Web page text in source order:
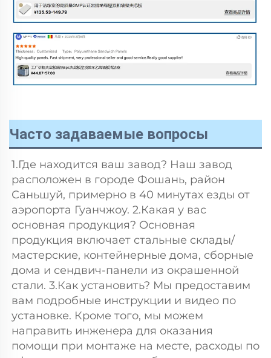
Часто задаваемые вопросы
1.Где находится ваш завод? Наш завод
расположен в городе Фошань, район
Саньшуй, примерно в 40 минутах езды от
аэропорта Гуанчжоу. 2.Какая у вас
основная продукция? Основная
продукция включает стальные склады/
мастерские, контейнерные дома, сборные
дома и сендвич-панели из окрашенной
стали. 3.Как установить? Мы предоставим
вам подробные инструкции и видео по
установке. Кроме того, мы можем
направить инженера для оказания
помощи при монтаже на месте, расходы по